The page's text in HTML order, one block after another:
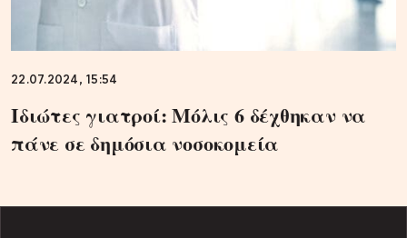
22.07.2024, 15:54
Ιδιώτες γιατροί: Μόλις 6 δέχθηκαν να
πάνε σε δημόσια νοσοκομεία